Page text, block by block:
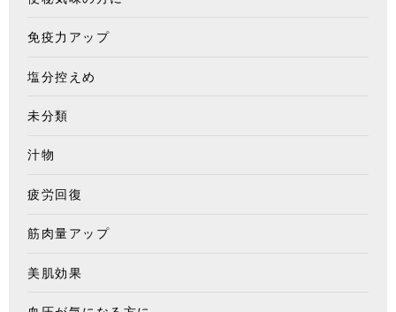
免疫力アップ
塩分控えめ
未分類
汁物
疲労回復
筋肉量アップ
美肌効果